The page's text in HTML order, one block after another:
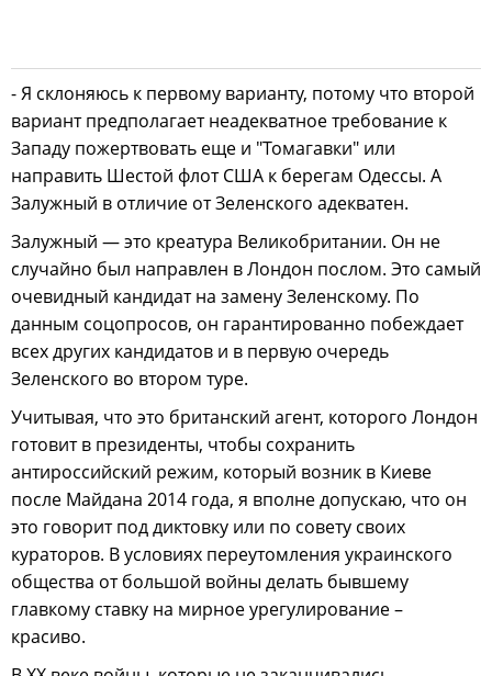
- Я склоняюсь к первому варианту, потому что второй
вариант предполагает неадекватное требование к
Западу пожертвовать еще и "Томагавки" или
направить Шестой флот США к берегам Одессы. А
Залужный в отличие от Зеленского адекватен.
Залужный — это креатура Великобритании. Он не
случайно был направлен в Лондон послом. Это самый
очевидный кандидат на замену Зеленскому. По
данным соцопросов, он гарантированно побеждает
всех других кандидатов и в первую очередь
Зеленского во втором туре.
Учитывая, что это британский агент, которого Лондон
готовит в президенты, чтобы сохранить
антироссийский режим, который возник в Киеве
после Майдана 2014 года, я вполне допускаю, что он
это говорит под диктовку или по совету своих
кураторов. В условиях переутомления украинского
общества от большой войны делать бывшему
главкому ставку на мирное урегулирование –
красиво.